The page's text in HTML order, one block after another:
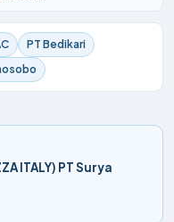
PT Bedikari
ITALY) PT Surya